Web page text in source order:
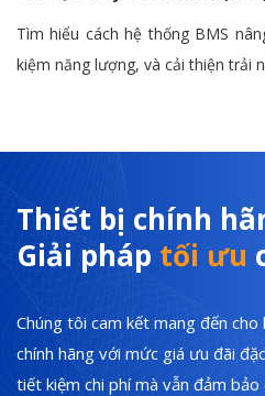
Tìm hiểu cách hệ thống BMS
kiệm năng lượng, và cải thiện trải
Thiết bị chính
Giải pháp tối ưu
Chúng tôi cam kết mang đến
chính hãng với mức giá ưu đãi
tiết kiệm chi phí mà vẫn đảm bảo